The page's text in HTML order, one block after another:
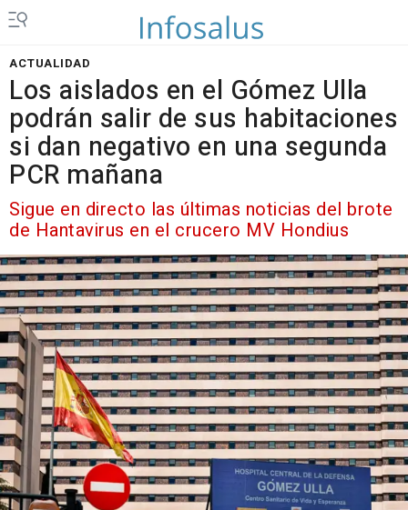
ACTUALIDAD
Los aislados en el Gómez Ulla
podrán salir de sus habitaciones
si dan negativo en una segunda
PCR mañana
Sigue en directo las últimas noticias del brote
de Hantavirus en el crucero MV Hondius